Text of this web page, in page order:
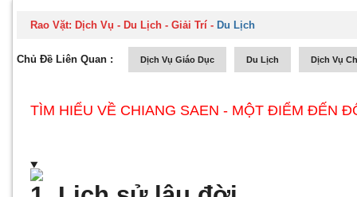
Rao Vặt: Dịch Vụ - Du Lịch - Giải Trí - Du Lịch
Chủ Đề Liên Quan : Dịch Vụ Giáo Dục Du Lịch Dịch Vụ
TÌM HIỂU VỀ CHIANG SAEN - MỘT ĐIỂM ĐẾN